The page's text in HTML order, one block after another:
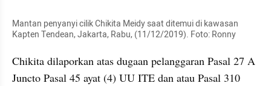
Mantan penyanyi cilik Chikita Meidy saat ditemui di kawasan
Kapten Tendean, Jakarta, Rabu, (11/12/2019). Foto: Ronny
Chikita dilaporkan atas dugaan pelanggaran Pasal 27 A
Juncto Pasal 45 ayat (4) UU ITE dan atau Pasal 310